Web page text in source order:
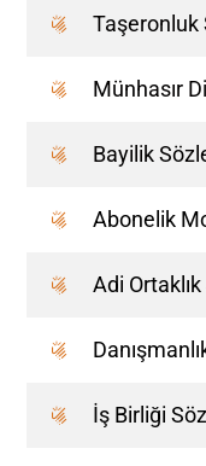
Taşeronluk
Münhasır
Bayilik
Abonelik
Adi
İş Birliği